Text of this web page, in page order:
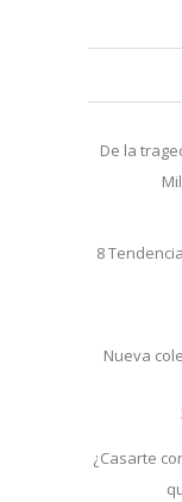
De la
8
Nueva
¿Casarte